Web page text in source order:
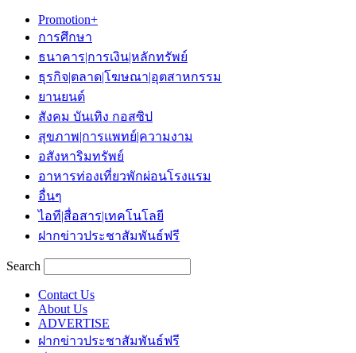
Promotion+
การศึกษา
ธนาคาร|การเงิน|หลักทรัพย์
ธุรกิจ|ตลาด|โฆษณา|อุตสาหกรรม
ยานยนต์
สังคม บันเทิง กอสซิป
สุขภาพ|การแพทย์|ความงาม
อสังหาริมทรัพย์
อาหารท่องเที่ยวพักผ่อนโรงแรม
อื่นๆ
ไอที|สื่อสาร|เทคโนโลยี
ฝากข่าวประชาสัมพันธ์ฟรี
Search
Contact Us
About Us
ADVERTISE
ฝากข่าวประชาสัมพันธ์ฟรี